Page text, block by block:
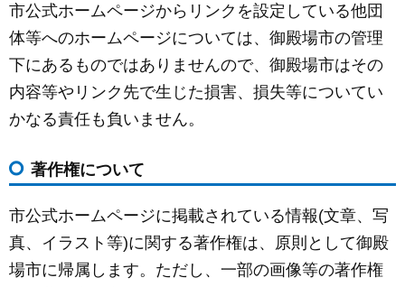
市公式ホームページからリンクを設定している他団
体等へのホームページについては、御殿場市の管理
下にあるものではありませんので、御殿場市はその
内容等やリンク先で生じた損害、損失等についてい
かなる責任も負いません。
著作権について
市公式ホームページに掲載されている情報(文章、写
真、イラスト等)に関する著作権は、原則として御殿
場市に帰属します。ただし、一部の画像等の著作権